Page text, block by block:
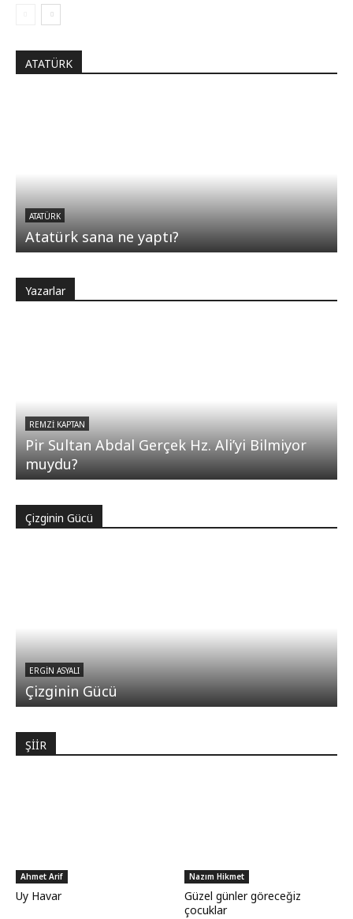
ATATÜRK
ATATÜRK
Atatürk sana ne yaptı?
Yazarlar
REMZI KAPTAN
Pir Sultan Abdal Gerçek Hz. Ali’yi Bilmiyor
muydu?
Çizginin Gücü
ERGIN ASYALI
Çizginin Gücü
ŞİİR
Ahmet Arif
Uy Havar
Nazım Hikmet
Güzel günler göreceğiz
çocuklar